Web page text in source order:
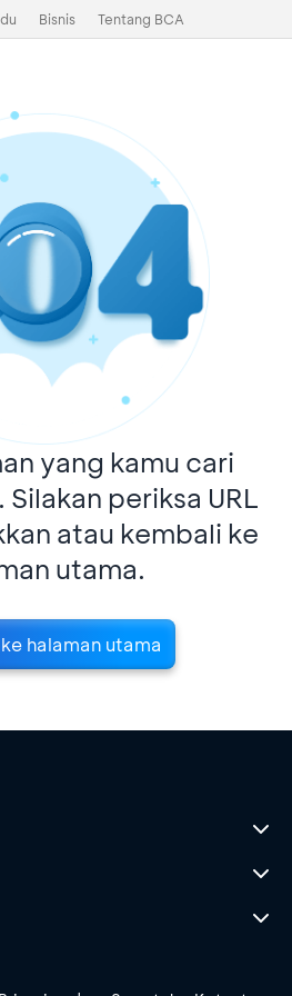
Bisnis Tentang BCA
yang kamu cari
periksa URL
atau kembali ke
utama.
halaman utama